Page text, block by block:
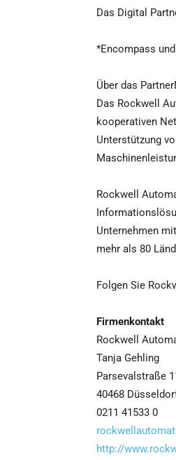
Das Digital
*Encompass
Über das
Das Rockwell
kooperativen
Unterstützung
Rockwell
Unternehmen
mehr als 80
Folgen Sie
Firmenkontakt
Rockwell
Tanja Gehling
Parsevalstraße
40468
0211 41533 0
http://